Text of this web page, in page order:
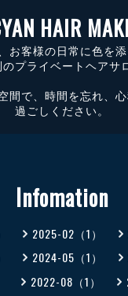
HAIR
お客様の日常に色を
のプライベートヘアサ
間で、時間を忘れ、
過ごしください。
Infomation
2025-02（1）
2024-05（1）
2022-08（1）